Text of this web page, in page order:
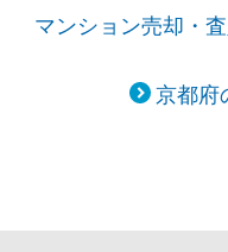
マンション売却・
京都府